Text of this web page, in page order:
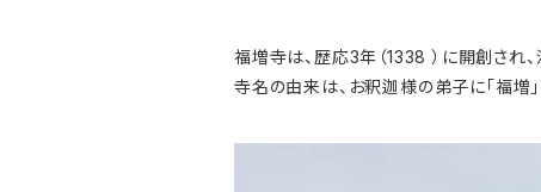
福増寺は、歴応3年（1338 ）に開創され
寺名の由来は、お釈迦様の弟子に「福増